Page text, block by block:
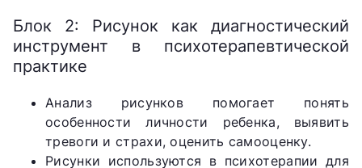
Блок 2: Рисунок как диагностический
инструмент в психотерапевтической
практике
Анализ рисунков помогает понять
особенности личности ребенка, выявить
тревоги и страхи, оценить самооценку.
Рисунки используются в психотерапии для